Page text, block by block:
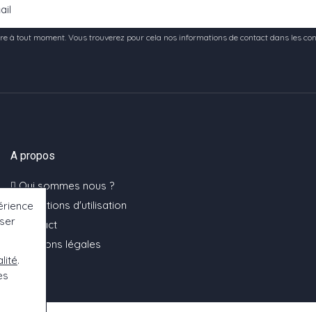
à tout moment. Vous trouverez pour cela nos informations de contact dans les
A propos
Qui sommes nous ?
Conditions d'utilisation
Contact
Mentions légales
.